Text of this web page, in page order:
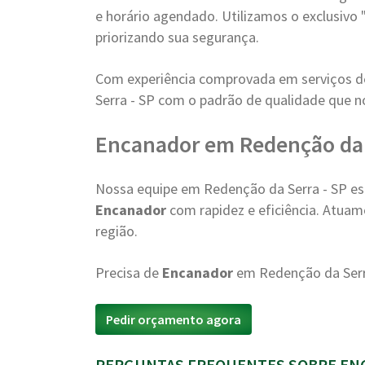
e horário agendado. Utilizamos o exclusivo
priorizando sua segurança.
Com experiência comprovada em serviços
Serra - SP com o padrão de qualidade que
Encanador em Redenção
Nossa equipe em Redenção da Serra - SP
Encanador com rapidez e eficiência.
região.
Precisa de Encanador em Redenção da
Pedir orçamento agora